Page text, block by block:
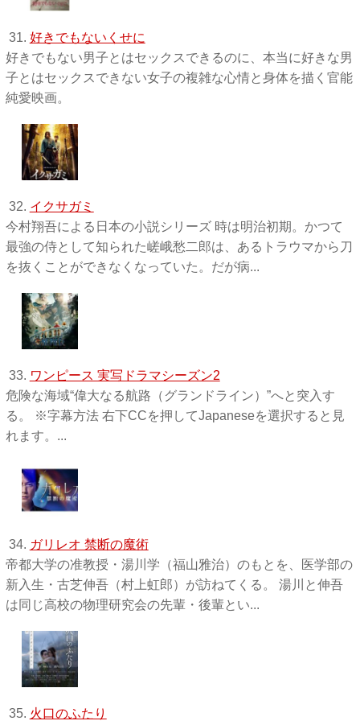
31. 好きでもないくせに
好きでもない男子とはセックスできるのに、本当に好きな男
子とはセックスできない女子の複雑な心情と身体を描く官能
純愛映画。
32. イクサガミ
今村翔吾による日本の小説シリーズ 時は明治初期。かつて
最強の侍として知られた嵯峨愁二郎は、あるトラウマから刀
を抜くことができなくなっていた。だが病...
33. ワンピース 実写ドラマシーズン2
危険な海域“偉大なる航路（グランドライン）”へと突入す
る。 ※字幕方法 右下CCを押してJapaneseを選択すると見
れます。...
34. ガリレオ 禁断の魔術
帝都大学の准教授・湯川学（福山雅治）のもとを、医学部の
新入生・古芝伸吾（村上虹郎）が訪ねてくる。 湯川と伸吾
は同じ高校の物理研究会の先輩・後輩とい...
35. 火口のふたり